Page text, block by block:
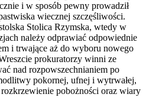
i w sposób pewny prowadził
wiecznej szczęśliwości.
Stolica Rzymska, wtedy w
należy odprawiać odpowiednie
i trwające aż do wyboru nowego
prokuratorzy winni ze
nad rozpowszechnianiem po
pokornej, ufnej i wytrwałej,
pobożności oraz wiary